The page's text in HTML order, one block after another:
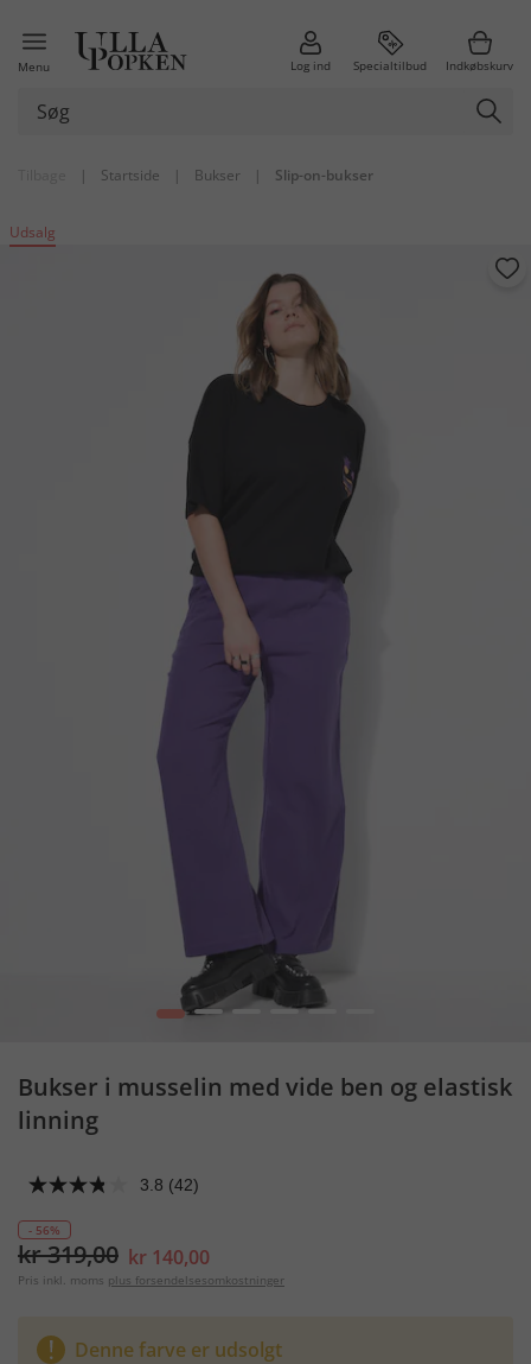
Menu Log ind Specialtilbud Indkøbskurv
| Startside | Bukser | Slip-on-bukser
Udsalg
1 2
Bukser i musselin med vide ben og elastisk
linning
3.8 (42)
- 56%
kr 319,00 kr 140,00
Pris inkl. moms plus forsendelsesomkostninger
Denne farve er udsolgt